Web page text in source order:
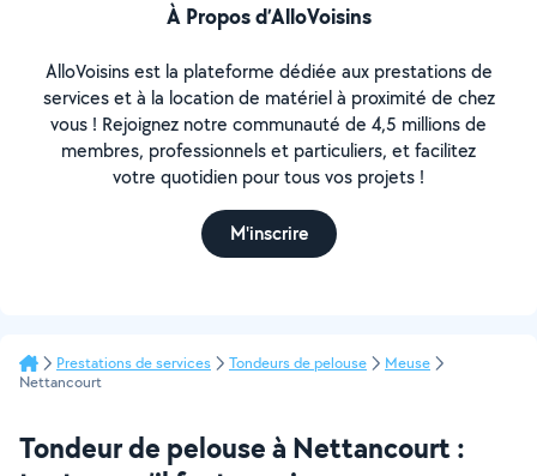
À Propos d’AlloVoisins
AlloVoisins est la plateforme dédiée aux prestations de
services et à la location de matériel à proximité de chez
vous ! Rejoignez notre communauté de 4,5 millions de
membres, professionnels et particuliers, et facilitez
votre quotidien pour tous vos projets !
M'inscrire
Prestations de services Tondeurs de pelouse
Meuse
Nettancourt
Tondeur de pelouse à Nettancourt :